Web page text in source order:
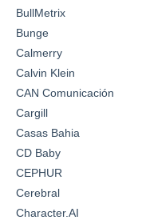
BullMetrix
Bunge
Calmerry
Calvin Klein
CAN Comunicación
Cargill
Casas Bahia
CD Baby
CEPHUR
Cerebral
Character.AI